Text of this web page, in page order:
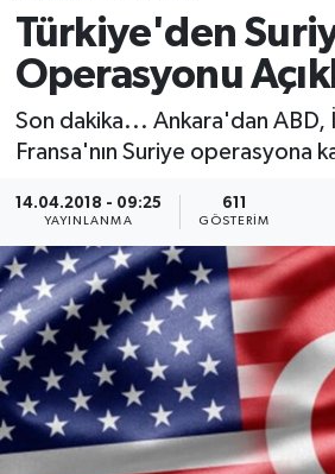
Türkiye'den
Operasyonu
Son dakika... Ankara'dan ABD,
Fransa'nın Suriye operasyona
14.04.2018 - 09:25
YAYINLANMA
611
GÖSTERIM
EĞİTİM
EKONOMİ
GÖKTÜRK
GÜNDEM
KEMERBURGAZ
KÜLTÜR - SANAT
MAGAZİN
ÖZEL HABER
Son Dakika Haberleri
Haber Arşivi